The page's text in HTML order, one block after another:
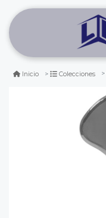
Inicio Colecciones